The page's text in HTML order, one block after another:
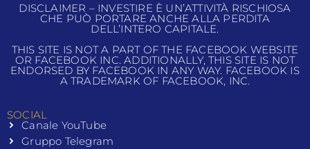
DISCLAIMER – INVESTIRE È UN’ATTIVITÀ RISCHIOSA
CHE PUÒ PORTARE ANCHE ALLA PERDITA
DELL’INTERO CAPITALE.
THIS SITE IS NOT A PART OF THE FACEBOOK WEBSITE
OR FACEBOOK INC. ADDITIONALLY, THIS SITE IS NOT
ENDORSED BY FACEBOOK IN ANY WAY. FACEBOOK IS
A TRADEMARK OF FACEBOOK, INC.
SOCIAL
Canale YouTube
Gruppo Telegram